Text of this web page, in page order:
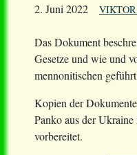
2. Juni 2022
Das Dokument
Gesetze und wie und
mennonitischen
Kopien der
Panko aus der
vorbereitet.